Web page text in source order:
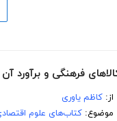
فرهنگی و برآورد
از:کاظم یاوری
موضوع:کتاب‌های علوم